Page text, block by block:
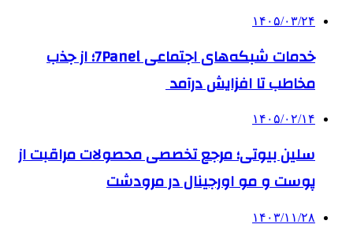
۱۴۰۵/۰۳/۲۴
خدمات شبکه‌های اجتماعی 7Panel؛ از جذب
مخاطب تا افزایش درآمد
۱۴۰۵/۰۲/۱۴
سلین بیوتی؛ مرجع تخصصی محصولات مراقبت از
پوست و مو اورجینال در مرودشت
۱۴۰۳/۱۱/۲۸